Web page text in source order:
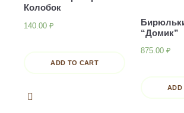
Колобок
140.00 ₽
ADD TO CART
“Домик”
875.00 ₽
ADD